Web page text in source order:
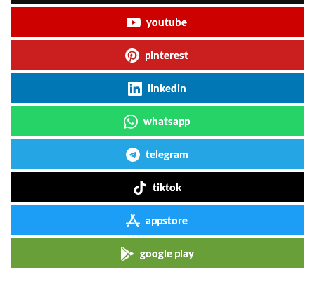
youtube
pinterest
linkedin
whatsapp
telegram
tiktok
appstore
google play